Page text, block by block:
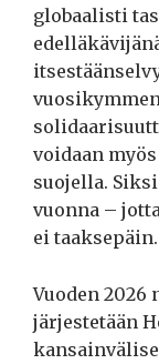
globaalisti
voidaan
suojella.
vuonna –
ei taaksepäin.
Vuoden 2026
järjestetään